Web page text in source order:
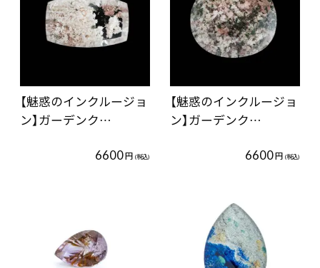
【魅惑のインクルージョ
ン】ガーデンク…
6600円 (税込)
【魅惑のインクルージョ
ン】ガーデンク…
6600円 (税込)